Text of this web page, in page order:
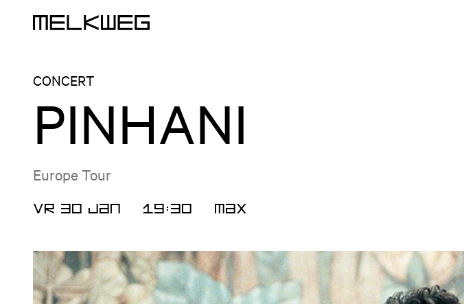
CONCERT
PINHANI
Europe Tour
VR 30 JAN 19:30 MAX